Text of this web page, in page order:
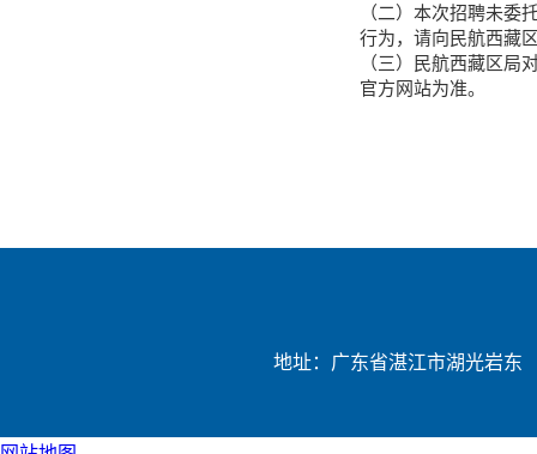
（二）本次招聘未委
行为，请向民航西藏
（三）民航西藏区局
官方网站为准。
地址：广东省湛江市湖光岩东